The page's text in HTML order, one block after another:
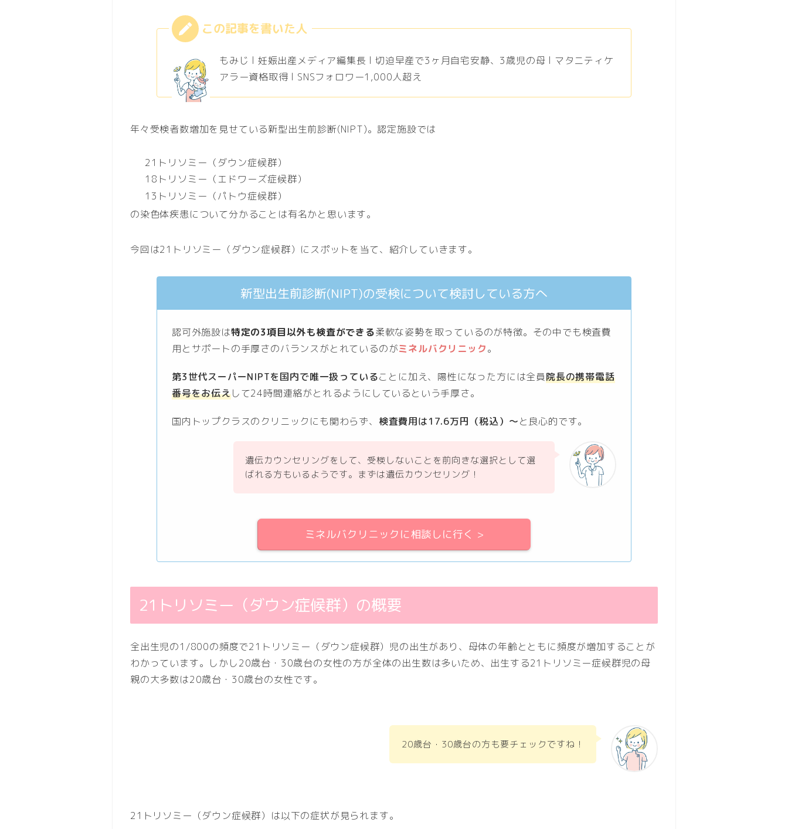
もみじ l 妊娠出産メディア編集長 l 切迫早産で3ヶ月自宅安静、3歳児の母 l マタニティケ
アラー資格取得 l SNSフォロワー1,000人超え
年々受検者数増加を見せている新型出生前診断(NIPT)。認定施設では
21トリソミー（ダウン症候群）
18トリソミー（エドワーズ症候群）
13トリソミー（パトウ症候群）
の染色体疾患について分かることは有名かと思います。
今回は21トリソミー（ダウン症候群）にスポットを当て、紹介していきます。
新型出生前診断(NIPT)の受検について検討している方へ
認可外施設は特定の3項目以外も検査ができる柔軟な姿勢を取っているのが特徴。その中でも検査費
用とサポートの手厚さのバランスがとれているのがミネルバクリニック。
第3世代スーパーNIPTを国内で唯一扱っていることに加え、陽性になった方には全員院長の携帯電話
番号をお伝えして24時間連絡がとれるようにしているという手厚さ。
国内トップクラスのクリニックにも関わらず、 検査費用は17.6万円（税込）～と良心的です。
遺伝カウンセリングをして、受検しないことを前向きな選択として選
ばれる方もいるようです。まずは遺伝カウンセリング！
ミネルバクリニックに相談しに行く >
21トリソミー（ダウン症候群）の概要
全出生児の1/800の頻度で21トリソミー（ダウン症候群）児の出生があり、母体の年齢とともに頻度が増加することが
わかっています。しかし20歳台・30歳台の女性の方が全体の出生数は多いため、出生する21トリソミー症候群児の母
親の大多数は20歳台・30歳台の女性です。
20歳台・30歳台の方も要チェックですね！
21トリソミー（ダウン症候群）は以下の症状が見られます。